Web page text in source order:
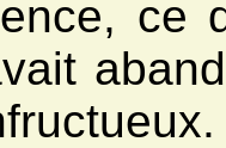
ce